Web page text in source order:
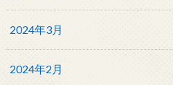
2024年3月
2024年2月